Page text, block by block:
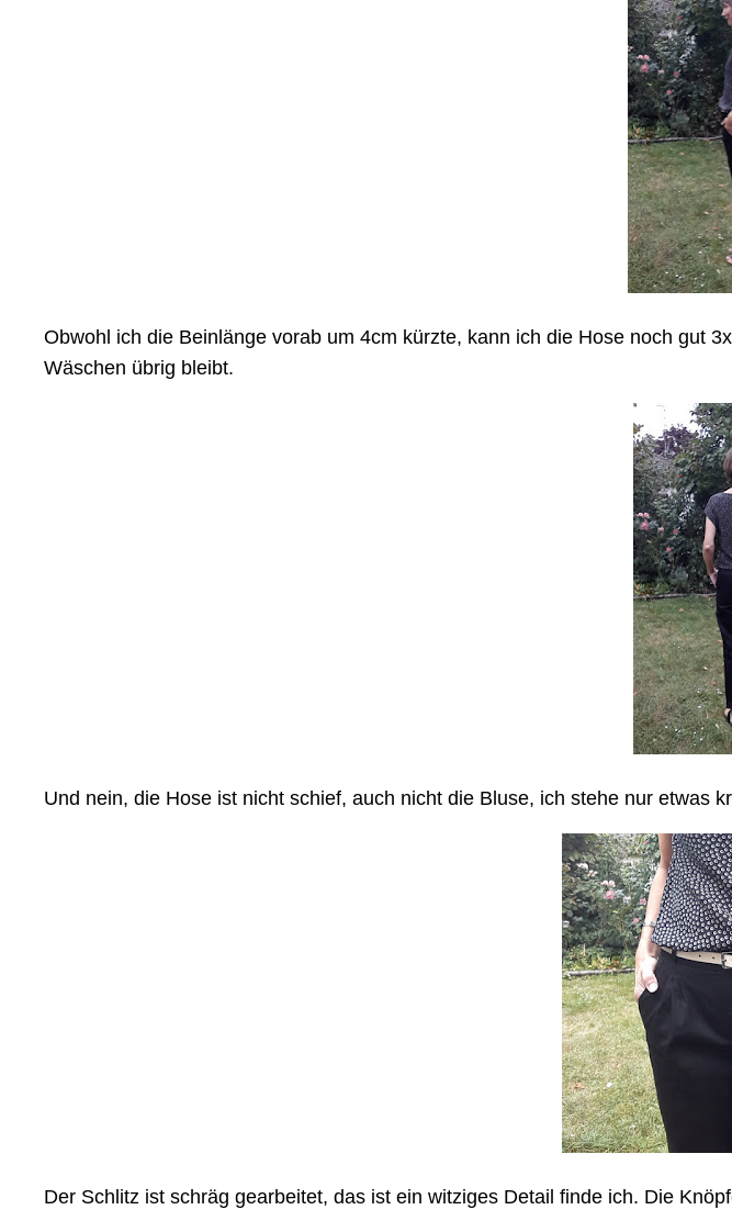
Obwohl ich die Beinlänge vorab um 4cm kürzte, kann ich die Hose noch gut
Wäschen übrig bleibt.
Und nein, die Hose ist nicht schief, auch nicht die Bluse, ich stehe nur etwas
Der Schlitz ist schräg gearbeitet, das ist ein witziges Detail finde ich. Die